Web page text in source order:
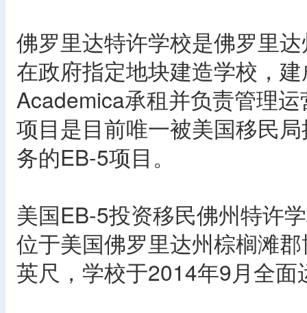
佛罗里达特许学校是佛罗里
在政府指定地块建造学校，
Academica承租并负责管理
项目是目前唯一被美国移民
务的EB-5项目。
美国EB-5投资移民佛州特许
位于美国佛罗里达州棕榈滩
英尺，学校于2014年9月全